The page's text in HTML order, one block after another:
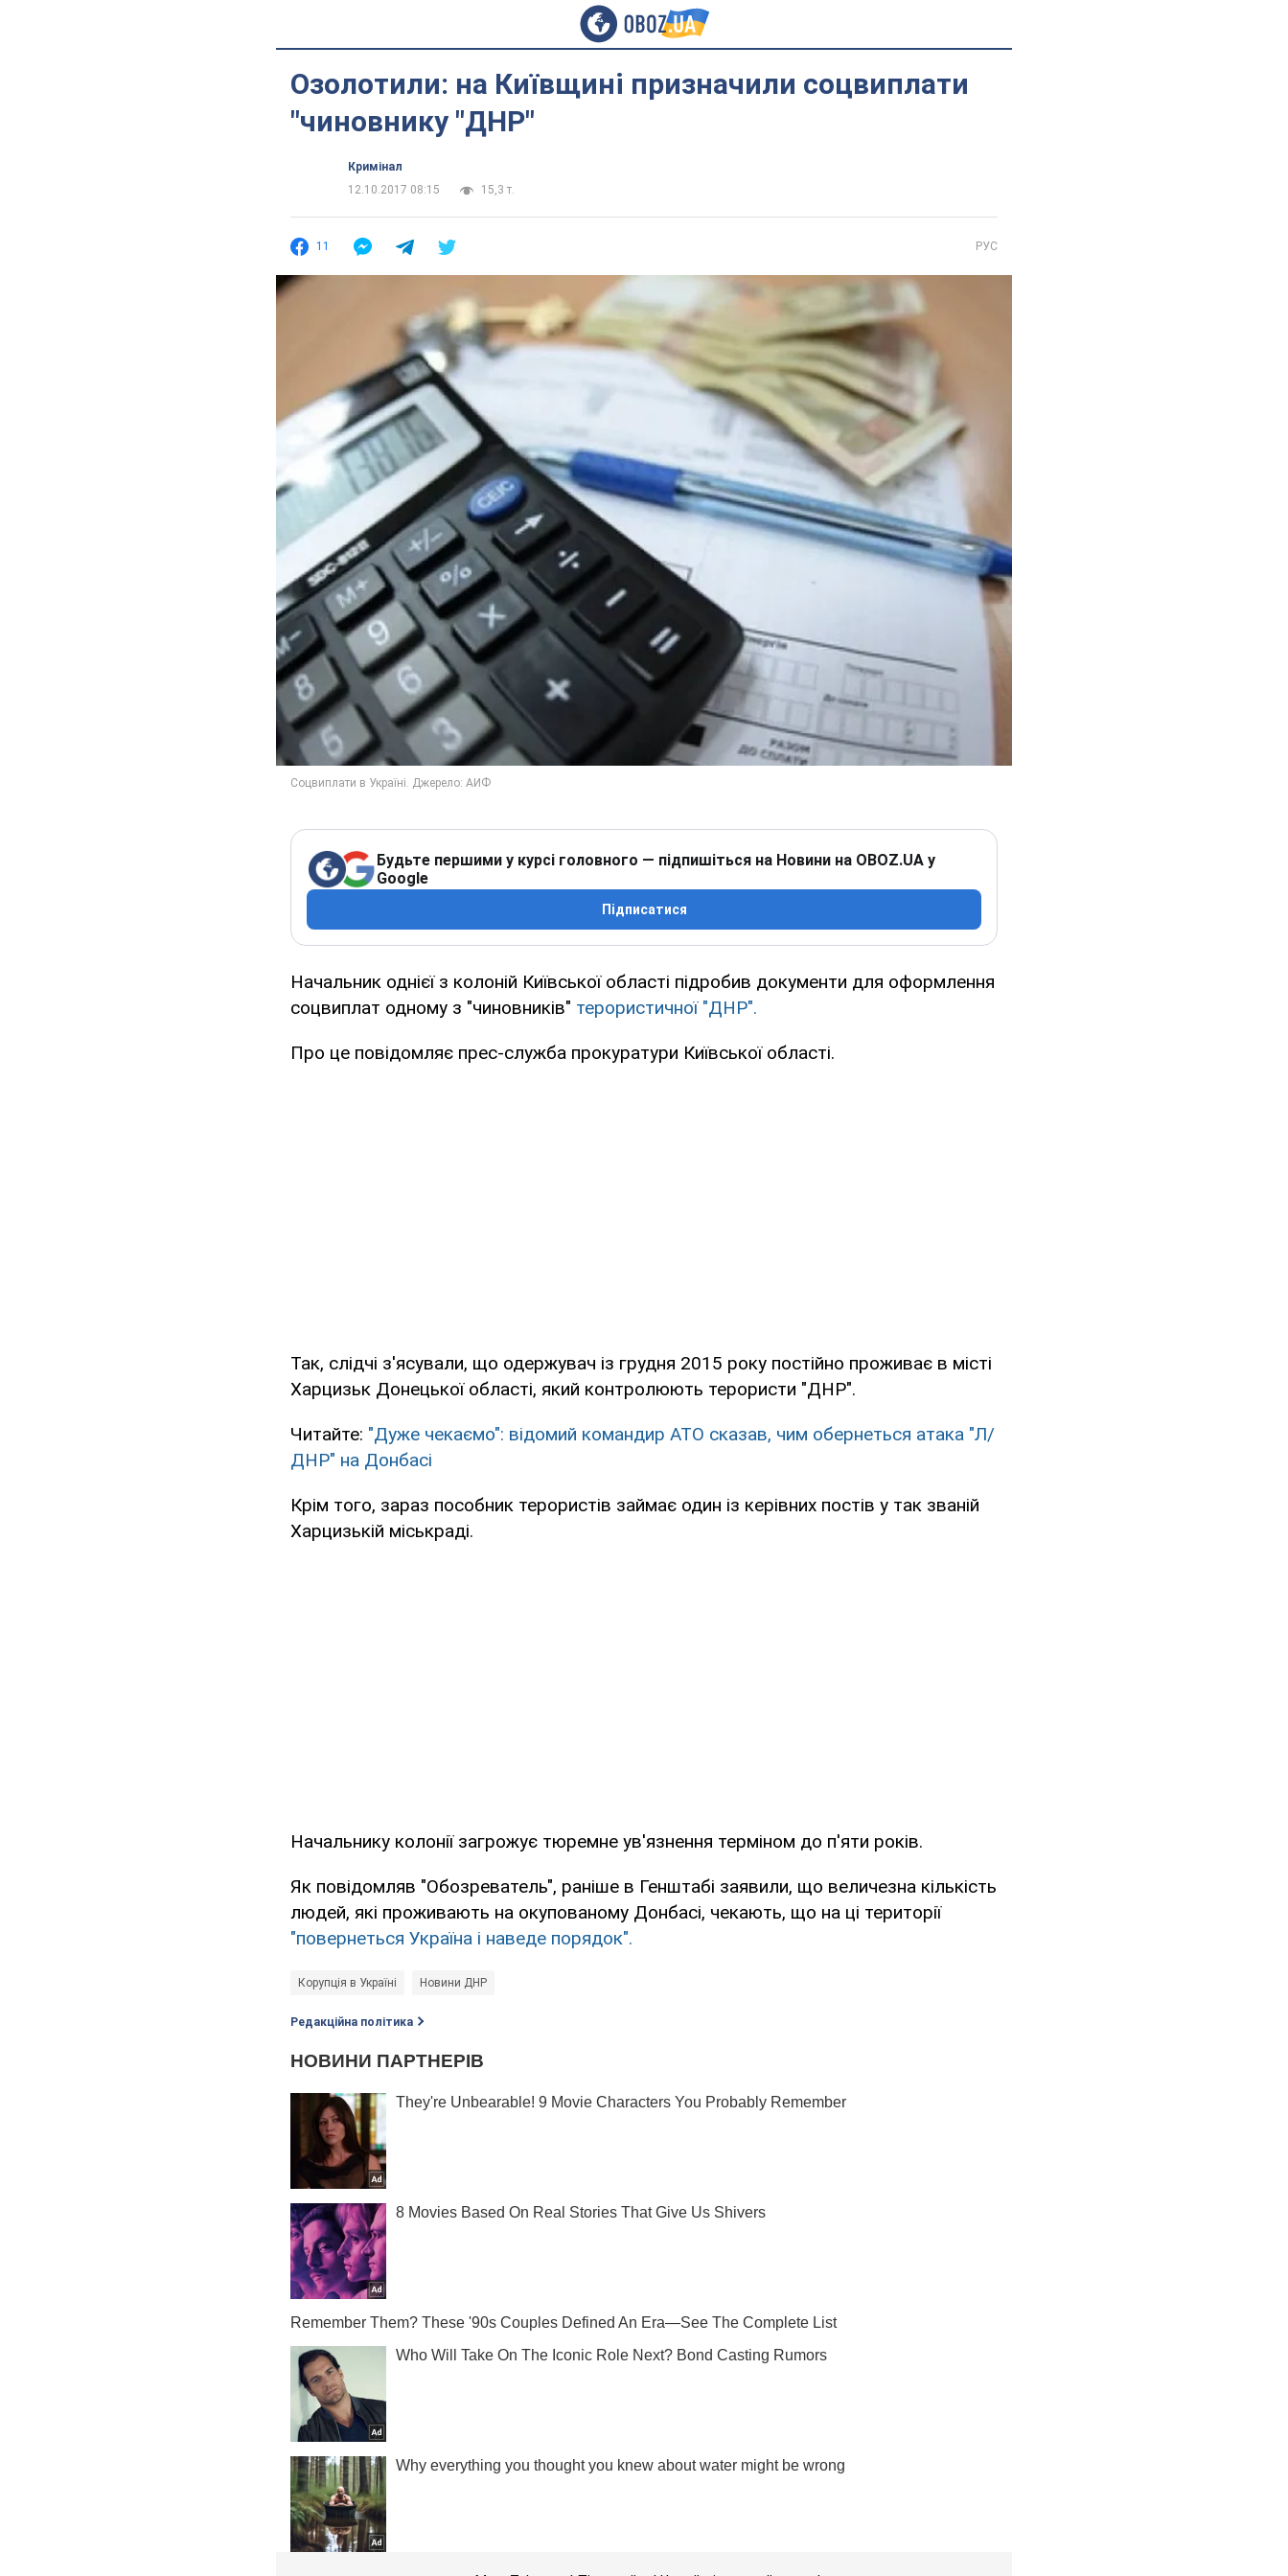
Озолотили: на Київщині призначили соцвиплати
"чиновнику "ДНР"
Кримінал
12.10.2017 08:15
15,3 т.
11 РУС
Будьте першими у курсі головного — підпишіться на Новини на OBOZ.UA у
Google
Підписатися
Начальник однієї з колоній Київської області підробив документи для оформлення
соцвиплат одному з "чиновників" терористичної "ДНР".
Про це повідомляє прес-служба прокуратури Київської області.
Так, слідчі з'ясували, що одержувач із грудня 2015 року постійно проживає в місті
Харцизьк Донецької області, який контролюють терористи "ДНР".
Читайте: "Дуже чекаємо": відомий командир АТО сказав, чим обернеться атака "Л/
ДНР" на Донбасі
Крім того, зараз пособник терористів займає один із керівних постів у так званій
Харцизькій міськраді.
Начальнику колонії загрожує тюремне ув'язнення терміном до п'яти років.
Як повідомляв "Обозреватель", раніше в Генштабі заявили, що величезна кількість
людей, які проживають на окупованому Донбасі, чекають, що на ці території
"повернеться Україна і наведе порядок".
Корупція в Україні Новини ДНР
Редакційна політика